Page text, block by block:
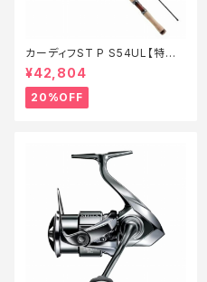
カーディフST P S54UL【特価
ロッド】【20】
¥42,804
20%OFF